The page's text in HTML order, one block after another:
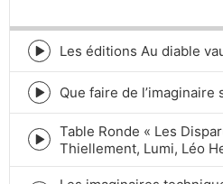
Episode
play
icon
Les éditions Au diable
Episode
play
icon
Que faire de l’imaginaire
Episode
play
Table Ronde « Les
Thiellement, Lumi, Léo